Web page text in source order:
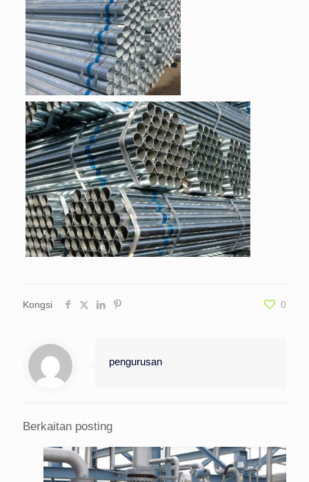
Kongsi 0
pengurusan
Berkaitan posting